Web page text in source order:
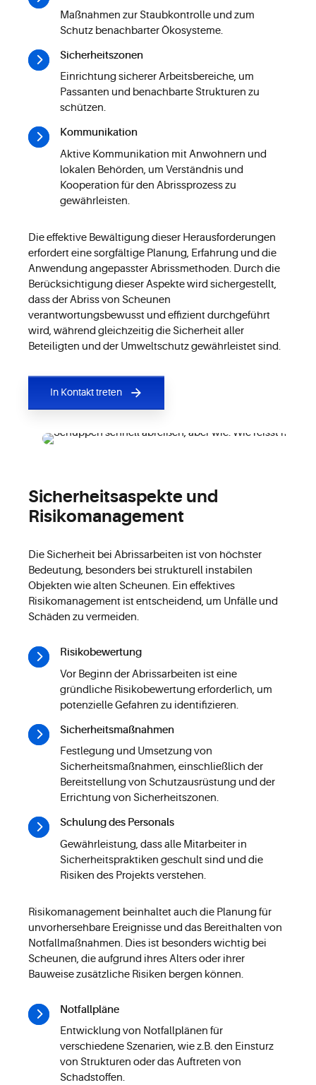
Maßnahmen zur Staubkontrolle und zum
Schutz benachbarter Ökosysteme.
Sicherheitszonen
Einrichtung sicherer Arbeitsbereiche, um
Passanten und benachbarte Strukturen zu
schützen.
Kommunikation
Aktive Kommunikation mit Anwohnern und
lokalen Behörden, um Verständnis und
Kooperation für den Abrissprozess zu
gewährleisten.
Die effektive Bewältigung dieser Herausforderungen
erfordert eine sorgfältige Planung, Erfahrung und die
Anwendung angepasster Abrissmethoden. Durch die
Berücksichtigung dieser Aspekte wird sichergestellt,
dass der Abriss von Scheunen
verantwortungsbewusst und effizient durchgeführt
wird, während gleichzeitig die Sicherheit aller
Beteiligten und der Umweltschutz gewährleistet sind.
In Kontakt treten
Sicherheitsaspekte und
Risikomanagement
Die Sicherheit bei Abrissarbeiten ist von höchster
Bedeutung, besonders bei strukturell instabilen
Objekten wie alten Scheunen. Ein effektives
Risikomanagement ist entscheidend, um Unfälle und
Schäden zu vermeiden.
Risikobewertung
Vor Beginn der Abrissarbeiten ist eine
gründliche Risikobewertung erforderlich, um
potenzielle Gefahren zu identifizieren.
Sicherheitsmaßnahmen
Festlegung und Umsetzung von
Sicherheitsmaßnahmen, einschließlich der
Bereitstellung von Schutzausrüstung und der
Errichtung von Sicherheitszonen.
Schulung des Personals
Gewährleistung, dass alle Mitarbeiter in
Sicherheitspraktiken geschult sind und die
Risiken des Projekts verstehen.
Risikomanagement beinhaltet auch die Planung für
unvorhersehbare Ereignisse und das Bereithalten von
Notfallmaßnahmen. Dies ist besonders wichtig bei
Scheunen, die aufgrund ihres Alters oder ihrer
Bauweise zusätzliche Risiken bergen können.
Notfallpläne
Entwicklung von Notfallplänen für
verschiedene Szenarien, wie z.B. den Einsturz
von Strukturen oder das Auftreten von
Schadstoffen.